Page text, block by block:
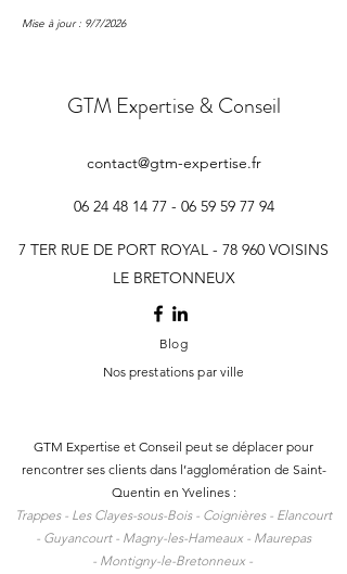
Mise à jour : 9/7/2026
GTM Expertise & Conseil
contact@gtm-expertise.fr
06 24 48 14 77 - 06 59 5977 94
7 TER RUE DE PORT ROYAL - 78 960 VOISINS
LE BRETONNEUX
Blog
Nos prestations par ville
GTM Expertise et Conseil peut se déplacer pour
rencontrer ses clients dans l’agglomération de Saint-
Quentin en Yvelines :
Trappes - Les Clayes-sous-Bois - Coignières - Elancourt
- Guyancourt - Magny-les-Hameaux - Maurepas
- Montigny-le-Bretonneux -